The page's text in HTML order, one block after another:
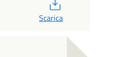
Scarica